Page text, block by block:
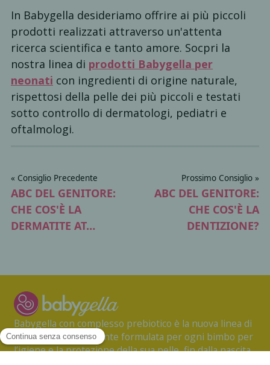
In Babygella desideriamo offrire ai più piccoli
prodotti realizzati attraverso un'attenta
ricerca scientifica e tanto amore. Socpri la
nostra linea di prodotti Babygella per
neonati con ingredienti di origine naturale,
rispettosi della pelle dei più piccoli e testati
sotto controllo di dermatologi, pediatri e
oftalmologi.
« Consiglio Precedente
ABC DEL GENITORE:
CHE COS'È LA
DERMATITE AT…
Prossimo Consiglio »
ABC DEL GENITORE:
CHE COS'È LA
DENTIZIONE?
Babygella con complesso prebiotico è la nuova linea di
prodotti specificamente formulata per ogni bimbo per
l’igiene e la protezione della sua pelle, fin dalla nascita.